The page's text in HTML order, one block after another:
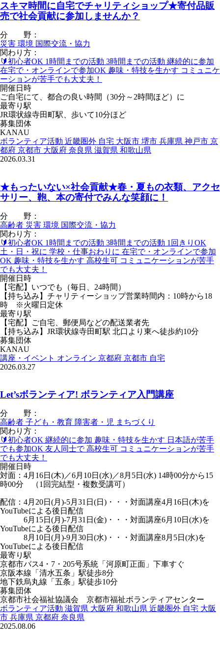
スキマ時間に自宅でチャリティショップ★寄付品販
売で社会貢献に参加しませんか？
分 野：
災害 環境 国際交流・協力
関わり方：
🔰初心者OK 1時間までの活動 3時間までの活動 継続的に参加
在宅で・オンラインで参加OK 趣味・特技を生かす コミュニケ
ーションが苦手でも大丈夫！
開催日時
ご自宅にて、都合の良い時間（30分～2時間ほど）に
最寄り駅
JR環状線寺田町駅、歩いて10分ほど
募集団体
KANAU
ボランティア活動 近畿圏外 自宅 大阪市 堺市 兵庫県 神戸市 京
都府 京都市 大阪府 奈良県 滋賀県 和歌山県
2026.03.31
★もったいない×社会貢献★春・夏もの衣類、アクセ
サリー、鞄、本の寄付でみんな笑顔に！
分 野：
高齢者 災害 環境 国際交流・協力
関わり方：
🔰初心者OK 1時間までの活動 3時間までの活動 1回きりOK
土・日・祝に 学校・仕事おわりに 在宅で・オンラインで参加
OK 趣味・特技を生かす 高校生可 コミュニケーションが苦手
でも大丈夫！
開催日時
【宅配】いつでも（毎日、24時間）
【持ち込み】チャリティーショップ営業時間内：10時から18
時 ※火曜日定休
最寄り駅
【宅配】ご自宅、郵便局などの配送業者先
【持ち込み】JR環状線寺田町駅 北口より東へ徒歩約10分
募集団体
KANAU
講座・イベント オンライン 京都府 京都市 自宅
2026.03.27
Let’sボランティア! ボランティア入門講座
分 野：
高齢者 子ども・教育 障害者・児 まちづくり
関わり方：
🔰初心者OK 継続的に参加 趣味・特技を生かす 日本語が苦手
でも参加OK 友人同士で高校生可 コミュニケーションが苦手
でも大丈夫！
開催日時
対面：4月16日(木)／6月10日(水)／8月5日(水) 14時00分から15
時00分 （1回完結型・複数受講可）
配信：4月20日(月)-5月31日(日)・・・対面講座4月16日(木)を
YouTubeによる後日配信
6月15日(月)-7月31日(金)・・・対面講座6月10日(水)を
YouTubeによる後日配信
8月10日(月)-9月30日(水)・・・対面講座8月5日(水)を
YouTubeによる後日配信
最寄り駅
京都市バス4・7・205号系統「河原町正面」下車すぐ
京阪本線「清水五条」駅徒歩8分
地下鉄烏丸線「五条」駅徒歩10分
募集団体
京都市社会福祉協議会 京都市福祉ボランティアセンター
ボランティア活動 滋賀県 大阪府 和歌山県 近畿圏外 自宅 大阪
市 兵庫県 京都府 奈良県
2025.08.06